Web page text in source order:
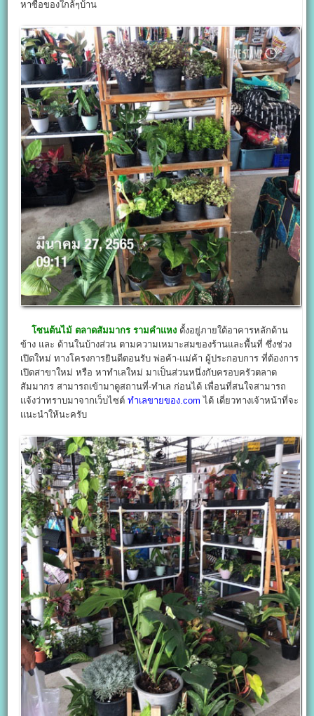
หาซื้อของใกล้ๆบ้าน
โซนต้นไม้ ตลาดสัมมากร รามคำแหง ตั้งอยู่ภายใต้อาคารหลักด้าน
ข้าง และ ด้านในบ้างส่วน ตามความเหมาะสมของร้านและพื้นที่ ซึ่งช่วง
เปิดใหม่ ทางโครงการยินดีตอนรับ พ่อค้า-แม่ค้า ผู้ประกอบการ ที่ต้องการ
เปิดสาขาใหม่ หรือ หาทำเลใหม่ มาเป็นส่วนหนึ่งกับครอบครัวตลาด
สัมมากร สามารถเข้ามาดูสถานที่-ทำเล ก่อนได้ เพื่อนที่สนใจสามารถ
แจ้งว่าทราบมาจากเว็บไซต์ทำเลขายของ.com ได้ เดี่ยวทางเจ้าหน้าที่จะ
แนะนำให้นะครับ